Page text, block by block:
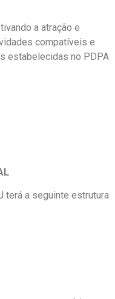
a atração e
compatíveis e
estabelecidas no PDPA
terá a seguinte estrutura